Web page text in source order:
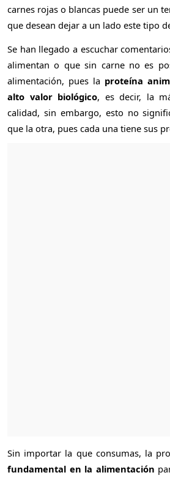
carnes rojas o blancas puede ser un
que desean dejar a un lado este tipo
Se han llegado a escuchar
alimentan o que sin carne no es
alimentación, pues la proteína
alto valor biológico, es decir, la
calidad, sin embargo, esto no
que la otra, pues cada una tiene sus
Sin importar la que consumas, la
fundamental en la alimentación